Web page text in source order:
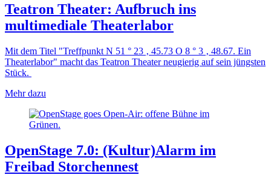
Teatron Theater: Aufbruch ins
multimediale Theaterlabor
Mit dem Titel "Treffpunkt N 51 ° 23 ‚ 45.73 O 8 ° 3 ‚ 48.67. Ein
Theaterlabor" macht das Teatron Theater neugierig auf sein jüngsten
Stück.
Mehr dazu
OpenStage 7.0: (Kultur)Alarm im
Freibad Storchennest